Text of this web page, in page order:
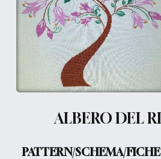
ALBERO DEL
PATTERN/SCHEMA/